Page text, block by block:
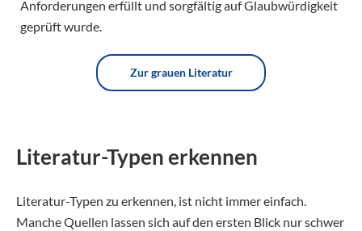
Anforderungen erfüllt und sorgfältig auf Glaubwürdigkeit
geprüft wurde.
Zur grauen Literatur
Literatur-Typen erkennen
Literatur-Typen zu erkennen, ist nicht immer einfach.
Manche Quellen lassen sich auf den ersten Blick nur schwer